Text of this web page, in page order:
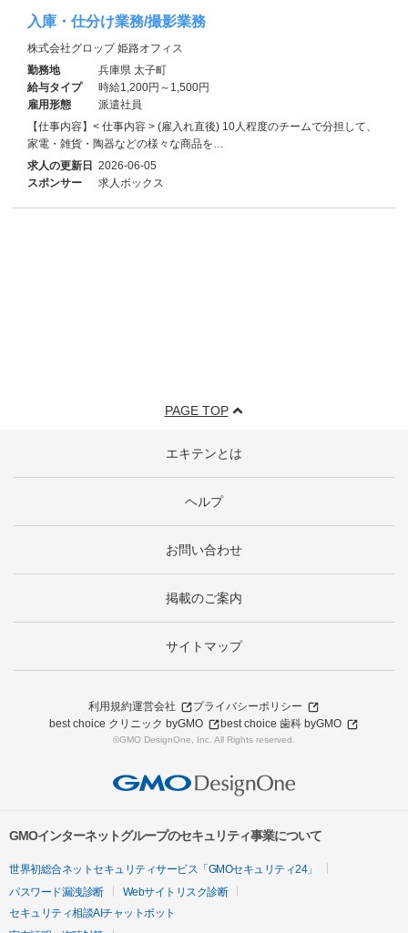
入庫・仕分け業務/撮影業務
株式会社グロップ 姫路オフィス
勤務地
兵庫県 太子町
給与タイプ
時給1,200円～1,500円
雇用形態
派遣社員
【仕事内容】< 仕事内容 > (雇入れ直後) 10人程度のチームで分担して、
家電・雑貨・陶器などの様々な商品を…
求人の更新日 2026-06-05
スポンサー
求人ボックス
PAGE TOP
エキテンとは
ヘルプ
お問い合わせ
掲載のご案内
サイトマップ
利用規約運営会社
プライバシーポリシー
best choice クリニック byGMO
best choice 歯科 byGMO
©GMO DesignOne, Inc. All Rights reserved.
GMOインターネットグループのセキュリティ事業について
世界初総合ネットセキュリティサービス「GMOセキュリティ24」
パスワード漏洩診断
Webサイトリスク診断
セキュリティ相談AIチャットボット